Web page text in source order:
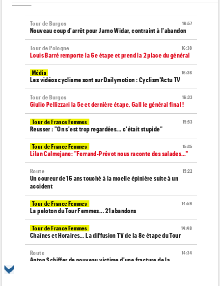
16:57
Tour de Burgos
Nouveau coup d'arrêt pour Jarno Widar, contraint à l'abandon
16:38
Tour de Pologne
Louis Barré remporte la 6e étape et prend la 2 place du général
16:36
Média
Les vidéos cyclisme sont sur Dailymotion : Cyclism'Actu TV
16:33
Tour de Burgos
Giulio Pellizzari la 5e et dernière étape, Gall le général final !
15:53
Tour de France Femmes
Reusser : "On s'est trop regardées... c'était stupide"
15:35
Tour de France Femmes
Lilan Calmejane: "Ferrand-Prévot nous raconte des salades…"
15:22
Route
Un coureur de 16 ans touché à la moelle épinière suite à un
accident
14:59
Tour de France Femmes
La peloton du Tour Femmes... 21 abandons
14:48
Tour de France Femmes
Chaînes et Horaires… La diffusion TV de la 8e étape du Tour
14:34
Route
Anton Schiffer de nouveau victime d'une fracture de la